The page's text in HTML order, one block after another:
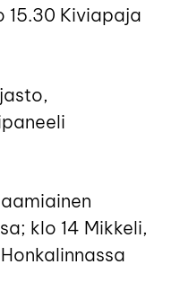
15.30 Kiviapaja
klo 14 Mikkeli,